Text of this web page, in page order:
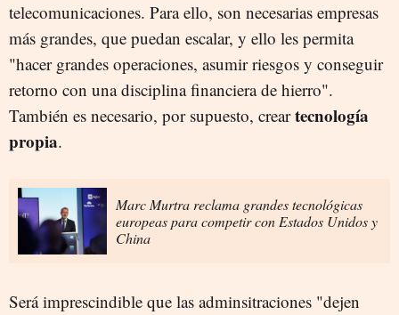
telecomunicaciones. Para ello, son necesarias empresas
más grandes, que puedan escalar, y ello les permita
"hacer grandes operaciones, asumir riesgos y conseguir
retorno con una disciplina financiera de hierro".
También es necesario, por supuesto, creartecnología
propia.
Marc Murtra reclama grandes tecnológicas
europeas para competir con Estados Unidos y
China
Será imprescindible que las adminsitraciones "dejen